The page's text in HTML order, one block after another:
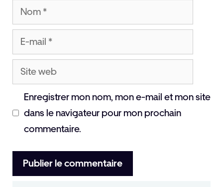
Nom
mail
Site
web
Enregistrer mon nom, mon e-mail et mon site
dans le navigateur pour mon prochain
commentaire.